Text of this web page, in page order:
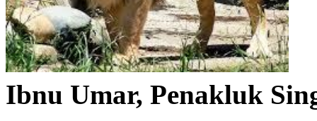
Ibnu Umar, Penakluk